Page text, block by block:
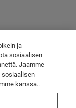
ja
sosiaalisen
Jaamme
sosiaalisen
kanssa..